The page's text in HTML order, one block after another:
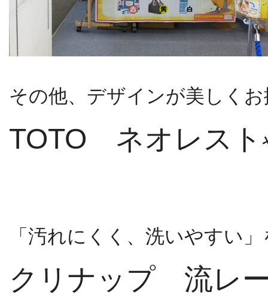
その他、デザインが美しく
TOTO ネオレスト
「汚れにくく、洗いやすい
クリナップ 流レ